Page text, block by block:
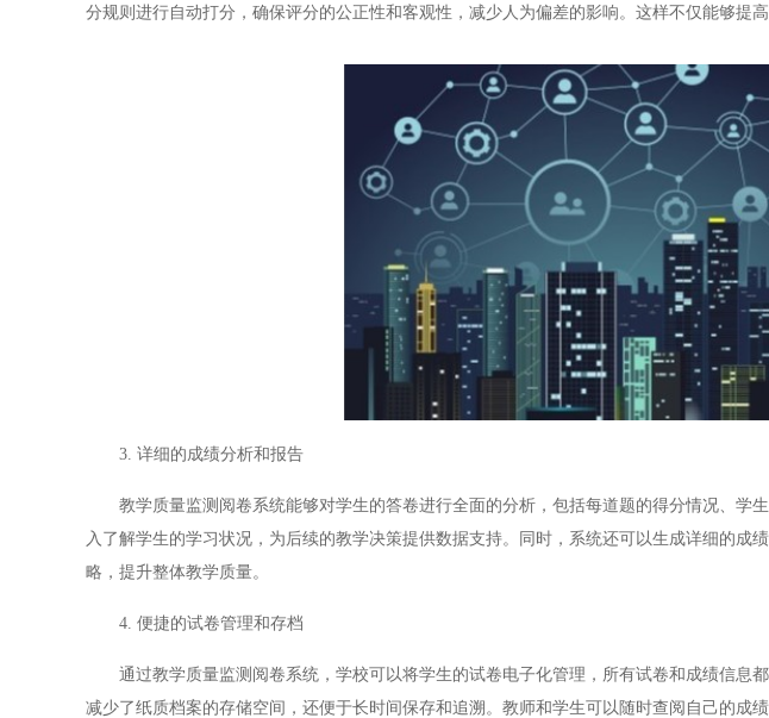
分规则进行自动打分，确保评分的公正性和客观性，减少人为偏差的影响。这样不仅能够提
3. 详细的成绩分析和报告
教学质量监测阅卷系统能够对学生的答卷进行全面的分析，包括每道题的得分情况、学
入了解学生的学习状况，为后续的教学决策提供数据支持。同时，系统还可以生成详细的成
略，提升整体教学质量。
4. 便捷的试卷管理和存档
通过教学质量监测阅卷系统，学校可以将学生的试卷电子化管理，所有试卷和成绩信息
减少了纸质档案的存储空间，还便于长时间保存和追溯。教师和学生可以随时查阅自己的成